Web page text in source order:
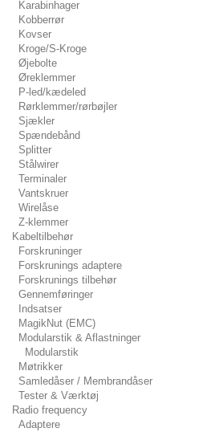
Karabinhager
Kobberrør
Kovser
Kroge/S-Kroge
Øjebolte
Øreklemmer
P-led/kædeled
Rørklemmer/rørbøjler
Sjækler
Spændebånd
Splitter
Stålwirer
Terminaler
Vantskruer
Wirelåse
Z-klemmer
Kabeltilbehør
Forskruninger
Forskrunings adaptere
Forskrunings tilbehør
Gennemføringer
Indsatser
MagikNut (EMC)
Modularstik & Aflastninger
Modularstik
Møtrikker
Samledåser / Membrandåser
Tester & Værktøj
Radio frequency
Adaptere